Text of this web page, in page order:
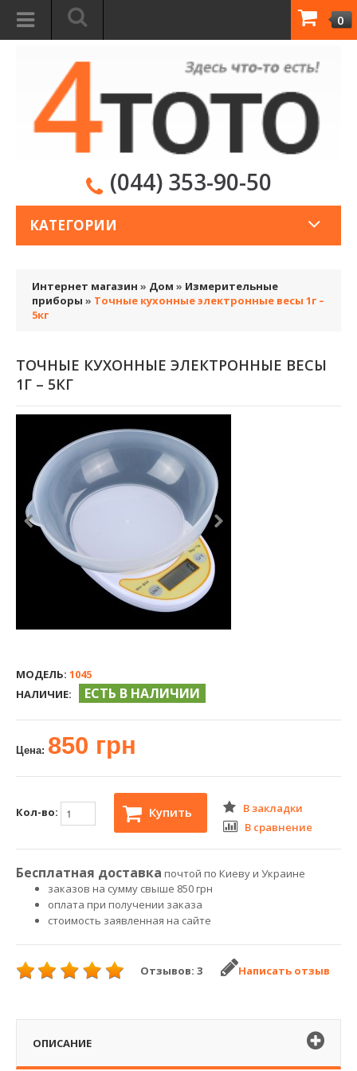
0
(044) 353-90-50
КАТЕГОРИИ
Интернет магазин » Дом » Измерительные
приборы » Точные кухонные электронные весы 1г –
5кг
ТОЧНЫЕ КУХОННЫЕ ЭЛЕКТРОННЫЕ ВЕСЫ
1Г – 5КГ
МОДЕЛЬ: 1045
НАЛИЧИЕ:
ЕСТЬ В НАЛИЧИИ
Цена: 850 грн
Кол-во: Купить
В закладки
В сравнение
Бесплатная доставка почтой по Киеву и Украине
заказов на сумму свыше 850 грн
оплата при получении заказа
стоимость заявленная на сайте
Отзывов: 3 Написать отзыв
ОПИСАНИЕ